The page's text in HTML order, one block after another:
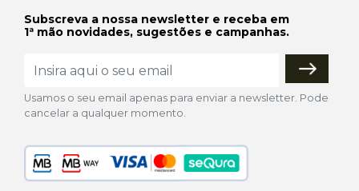
Subscreva a nossa newsletter e receba em
1ª mão novidades, sugestões e campanhas.
Usamos o seu email apenas para enviar a newsletter. Pode
cancelar a qualquer momento.